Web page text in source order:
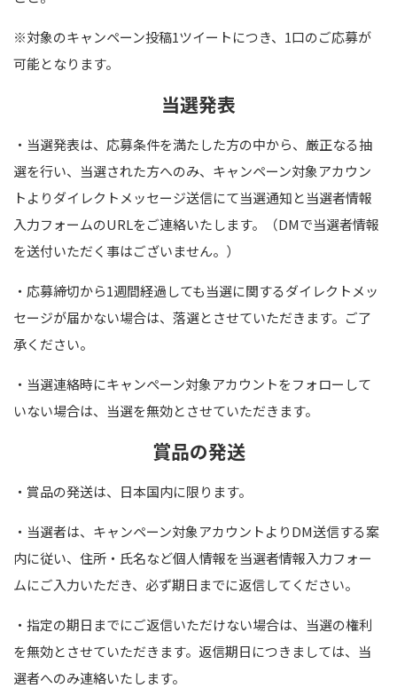
※対象のキャンペーン投稿1ツイートにつき、 1口のご応募が
可能となります。
当選発表
・当選発表は、応募条件を満たした方の中から、厳正なる抽
選を行い、当選された方へのみ、キャンペーン対象アカウン
トよりダイレクトメッセージ送信にて当選通知と当選者情報
入力フォームのURLをご連絡いたします。（DMで当選者情報
を送付いただく事はございません。）
・応募締切から1週間経過しても当選に関するダイレクトメッ
セージが届かない場合は、落選とさせていただきます。ご了
承ください。
・当選連絡時にキャンペーン対象アカウントをフォローして
いない場合は、当選を無効とさせていただきます。
賞品の発送
・賞品の発送は、日本国内に限ります。
・当選者は、キャンペーン対象アカウントよりDM送信する案
内に従い、住所・氏名など個人情報を当選者情報入力フォー
ムにご入力いただき、必ず期日までに返信してください。
・指定の期日までにご返信いただけない場合は、当選の権利
を無効とさせていただきます。返信期日につきましては、当
選者へのみ連絡いたします。